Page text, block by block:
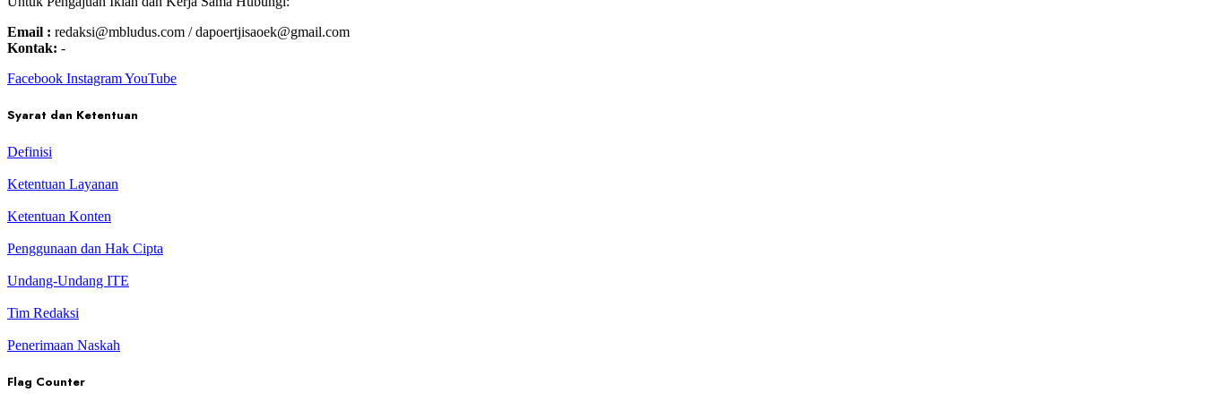
Email : redaksi@mbludus.com / dapoertjisaoek@gmail.com
Kontak: -
Facebook InstagramYouTube
Syarat dan Ketentuan
Definisi
Ketentuan Layanan
Ketentuan Konten
Penggunaan dan Hak Cipta
Undang-Undang ITE
Tim Redaksi
Penerimaan Naskah
Flag Counter